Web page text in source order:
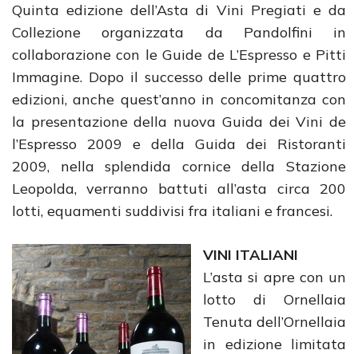
Quinta edizione dell’Asta di Vini Pregiati e da
Collezione organizzata da Pandolfini in
collaborazione con le Guide de L’Espresso e Pitti
Immagine. Dopo il successo delle prime quattro
edizioni, anche quest’anno in concomitanza con
la presentazione della nuova Guida dei Vini de
l’Espresso 2009 e della Guida dei Ristoranti
2009, nella splendida cornice della Stazione
Leopolda, verranno battuti all’asta circa 200
lotti, equamenti suddivisi fra italiani e francesi.
VINI ITALIANI
L’asta si apre con un
lotto di Ornellaia
Tenuta dell’Ornellaia
in edizione limitata